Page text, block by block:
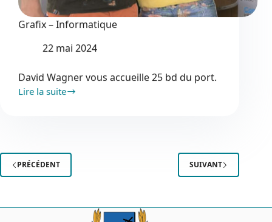
Grafix – Informatique
22 mai 2024
David Wagner vous accueille 25 bd du port.
Lire la suite
Grafix
PRÉCÉDENT SUIVANT